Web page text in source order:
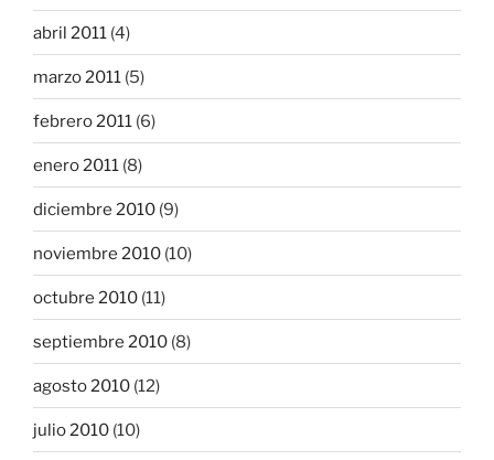
abril 2011 (4)
marzo 2011 (5)
febrero 2011 (6)
enero 2011 (8)
diciembre 2010 (9)
noviembre 2010 (10)
octubre 2010 (11)
septiembre 2010 (8)
agosto 2010 (12)
julio 2010 (10)